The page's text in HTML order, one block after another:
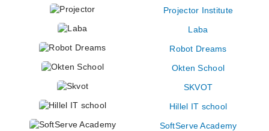
Projector Institute
Laba
Robot Dreams
Okten School
SKVOT
Hillel IT school
SoftServe Academy